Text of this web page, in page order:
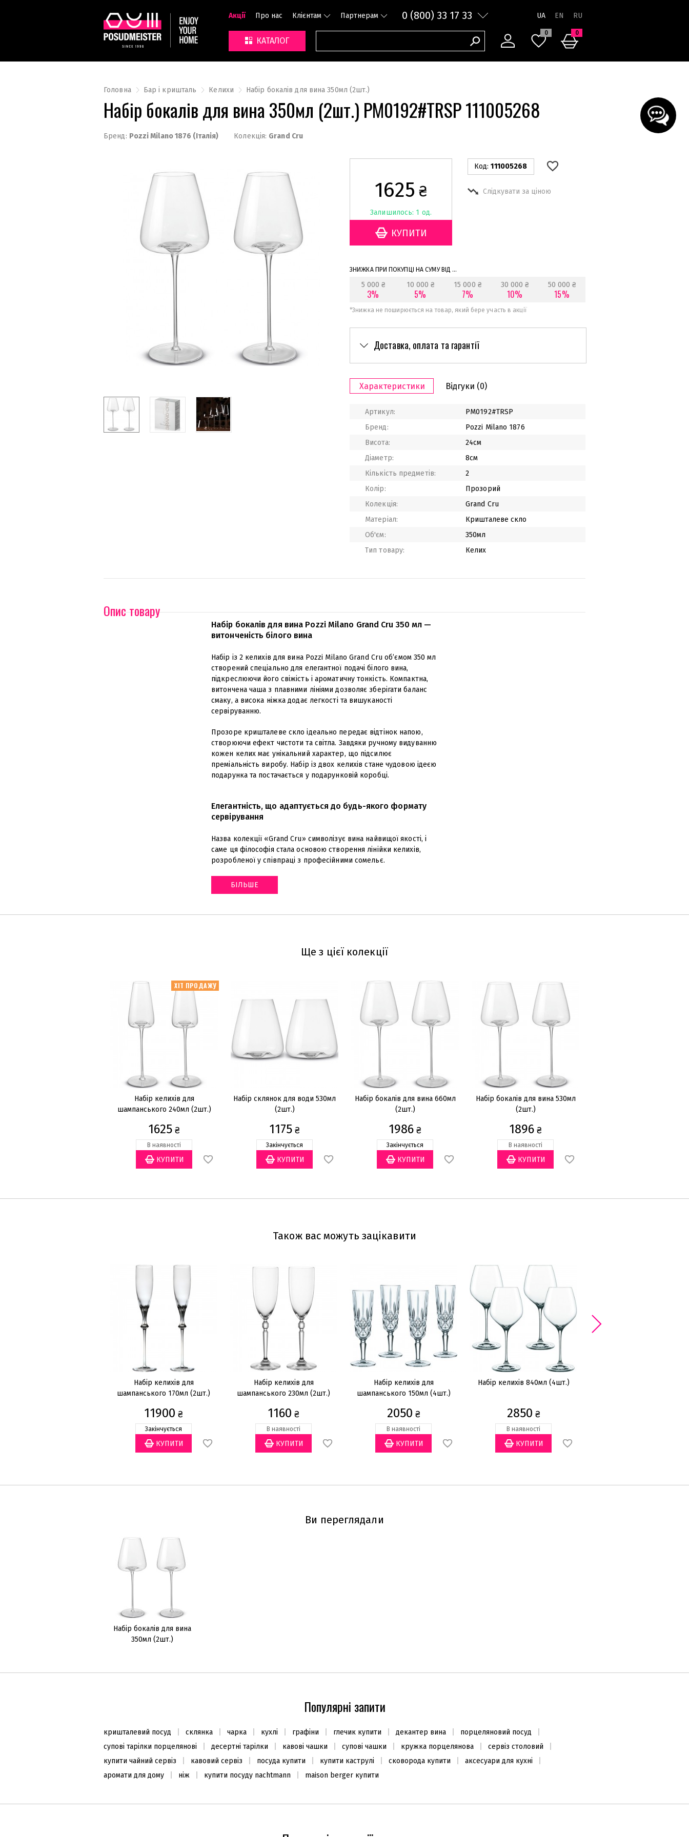
Акції Про нас Клієнтам Партнерам 0 (800) 33 17 33 UA
КАТАЛОГ
0 0
Головна Бар і кришталь Келихи Набір бокалів для вина 350мл (2шт.)
Набір бокалів для вина 350мл (2шт.) PM0192#TRSP 111005268
Бренд: Pozzi Milano 1876 (Італія) Колекція: Grand Cru
1625 ₴
Залишилось: 1 од.
Код: 111005268
Слідкувати за ціною
ЗНИЖКА ПРИ ПОКУПЦІ НА СУМУ ВІД ...
5 000 ₴
3%
10 000 ₴
5%
15 000 ₴
7%
30 000 ₴
10%
50 000 ₴
15%
*Знижка не поширюється на товар, який бере участь в акції
Доставка, оплата та гарантії
Характеристики Відгуки (0)
Артикул:
PM0192#TRSP
Бренд:
Pozzi Milano 1876
Висота:
24см
Діаметр:
8см
Кількість предметів:
2
Колір:
Прозорий
Колекція:
Grand Cru
Матеріал:
Кришталеве скло
Об'єм:
350мл
Тип товару:
Келих
Опис товару
Набір бокалів для вина Pozzi Milano Grand Cru 350 мл —
витонченість білого вина
Набір із 2 келихів для вина Pozzi Milano Grand Cru об’ємом 350 мл
створений спеціально для елегантної подачі білого вина,
підкреслюючи його свіжість і ароматичну тонкість. Компактна,
витончена чаша з плавними лініями дозволяє зберігати баланс
смаку, а висока ніжка додає легкості та вишуканості
сервіруванню.
Прозоре кришталеве скло ідеально передає відтінок напою,
створюючи ефект чистоти та світла. Завдяки ручному видуванню
кожен келих має унікальний характер, що підсилює
преміальність виробу. Набір із двох келихів стане чудовою ідеєю
подарунка та постачається у подарунковій коробці.
Елегантність, що адаптується до будь-якого формату
сервірування
Назва колекції «Grand Cru» символізує вина найвищої якості, і
саме ця філософія стала основою створення лінійки келихів,
розробленої у співпраці з професійними сомельє.
БІЛЬШЕ
Ще з цієї колекції
ХІТ ПРОДАЖУ
Набір келихів для
шампанського 240мл (2шт.)
1625 ₴
В наявності
Набір склянок для води 530мл
(2шт.)
1175 ₴
Закінчується
Набір бокалів для вина 660мл
(2шт.)
1986 ₴
Закінчується
Набір бокалів для вина 530мл
(2шт.)
1896 ₴
В наявності
Також вас можуть зацікавити
Набір келихів для
шампанського 170мл (2шт.)
11900 ₴
Закінчується
Набір келихів для
шампанського 230мл (2шт.)
1160 ₴
В наявності
Набір келихів для
шампанського 150мл (4шт.)
2050 ₴
В наявності
Набір келихів 840мл (4шт.)
2850 ₴
В наявності
Ви переглядали
Набір бокалів для вина
350мл (2шт.)
Популярні запити
кришталевий посуд склянка чарка кухлі графіни глечик купити декантер вина
порцеляновий посуд
супові тарілки порцелянові
десертні тарілки кавові чашки супові чашки кружка порцелянова
сервіз столовий
купити чайний сервіз
кавовий сервіз посуда купити купити каструлі сковорода купити
аксесуари для кухні
аромати для дому
ніж купити посуду nachtmann maison berger купити